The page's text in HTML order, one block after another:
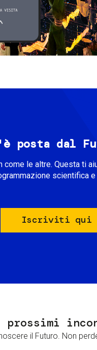
posta dal
come le altre. Questa ti
scientifica e
Iscriviti qui
prossimi
il Futuro. Non